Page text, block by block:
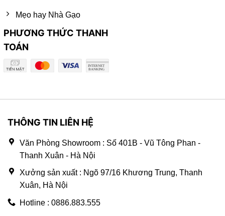
Mẹo hay Nhà Gạo
PHƯƠNG THỨC THANH
TOÁN
THÔNG TIN LIÊN HỆ
Văn Phòng Showroom : Số 401B - Vũ Tông Phan -
Thanh Xuân - Hà Nội
Xưởng sản xuất : Ngõ 97/16 Khương Trung, Thanh
Xuân, Hà Nội
Hotline : 0886.883.555